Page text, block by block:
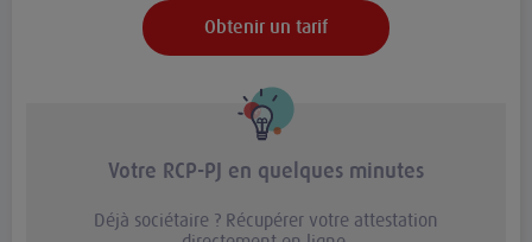
Obtenir un tarif
Votre RCP-PJ en quelques minutes
Déjà sociétaire ? Récupérer votre attestation